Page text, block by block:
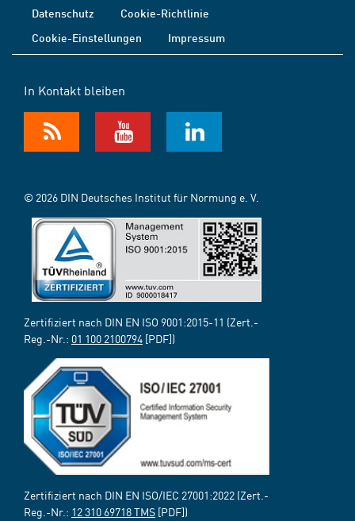
Datenschutz
Cookie-Richtlinie
Cookie-Einstellungen
Impressum
In Kontakt bleiben
© 2026 DIN Deutsches Institut für Normung e. V.
Zertifiziert nach DIN EN ISO 9001:2015-11 (Zert.-
Reg.-Nr.: 01 100 2100794 [PDF])
Zertifiziert nach DIN EN ISO/IEC 27001:2022 (Zert.-
Reg.-Nr.: 12 310 69718 TMS [PDF])